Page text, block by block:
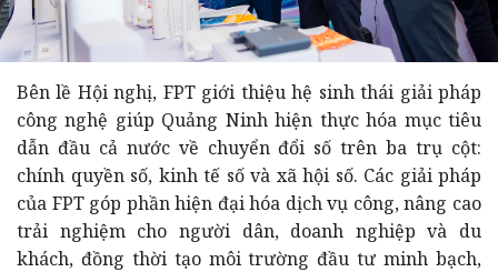
Bên lề Hội nghị, FPT giới thiệu hệ sinh thái giải pháp
công nghệ giúp Quảng Ninh hiện thực hóa mục tiêu
dẫn đầu cả nước về chuyển đổi số trên ba trụ cột:
chính quyền số, kinh tế số và xã hội số. Các giải pháp
của FPT góp phần hiện đại hóa dịch vụ công, nâng cao
trải nghiệm cho người dân, doanh nghiệp và du
khách, đồng thời tạo môi trường đầu tư minh bạch,